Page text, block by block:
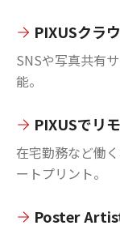
PIXUSクラ
SNSや写真共有
能。
PIXUSでリ
在宅勤務など働
ートプリント。
Poster